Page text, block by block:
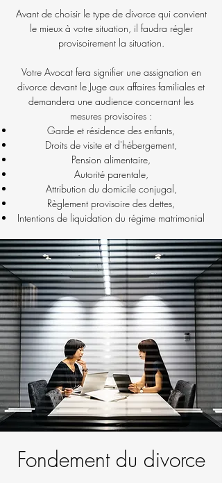
Avant de choisir le type de divorce qui convient
le mieux à votre situation, il faudra régler
provisoirement la situation.
Votre Avocat fera signifier une assignation en
divorce devant le Juge aux affaires familiales et
demandera une audience concernant les
mesures provisoires :
Garde et résidence des enfants,
Droits de visite et d'hébergement,
Pension alimentaire,
Autorité parentale,
Attribution du domicile conjugal,
Règlement provisoire des dettes,
Intentions de liquidation du régime matrimonial
Fondement du divorce